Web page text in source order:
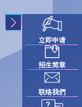
立即申请
招生简章
联络我們